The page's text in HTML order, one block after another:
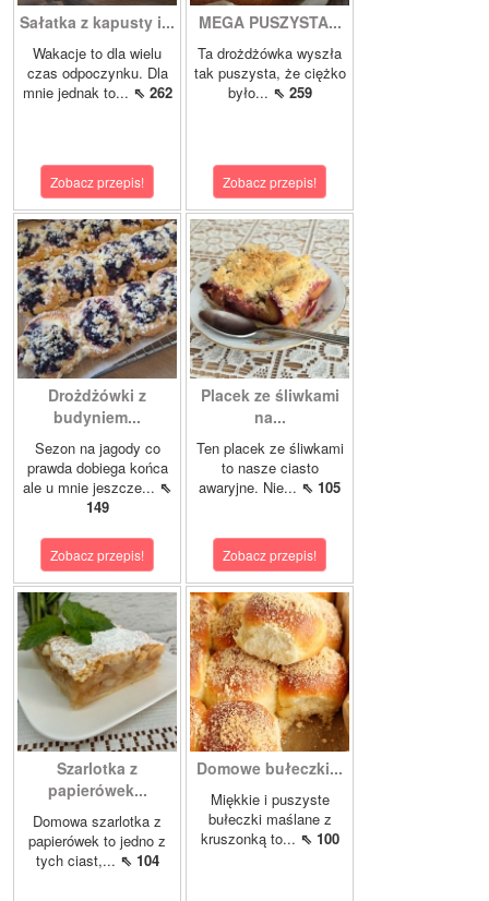
Sałatka z kapusty i...
Wakacje to dla wielu
czas odpoczynku. Dla
mnie jednak to... ⇖ 262
Zobacz przepis!
MEGA PUSZYSTA...
Ta drożdżówka wyszła
tak puszysta, że ciężko
było... ⇖ 259
Zobacz przepis!
Drożdżówki z
budyniem...
Sezon na jagody co
prawda dobiega końca
ale u mnie jeszcze... ⇖
149
Zobacz przepis!
Placek ze śliwkami
na...
Ten placek ze śliwkami
to nasze ciasto
awaryjne. Nie... ⇖ 105
Zobacz przepis!
Szarlotka z
papierówek...
Domowa szarlotka z
papierówek to jedno z
tych ciast,... ⇖ 104
Domowe bułeczki...
Miękkie i puszyste
bułeczki maślane z
kruszonką to... ⇖ 100